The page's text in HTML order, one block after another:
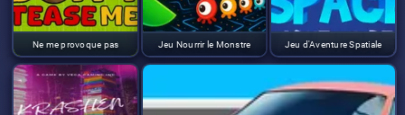
Ne me provoque pas Jeu Nourrir le Monstre Jeu d'Aventure Spatiale